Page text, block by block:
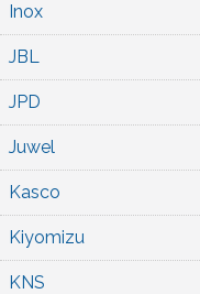
Inox
JBL
JPD
Juwel
Kasco
Kiyomizu
KNS